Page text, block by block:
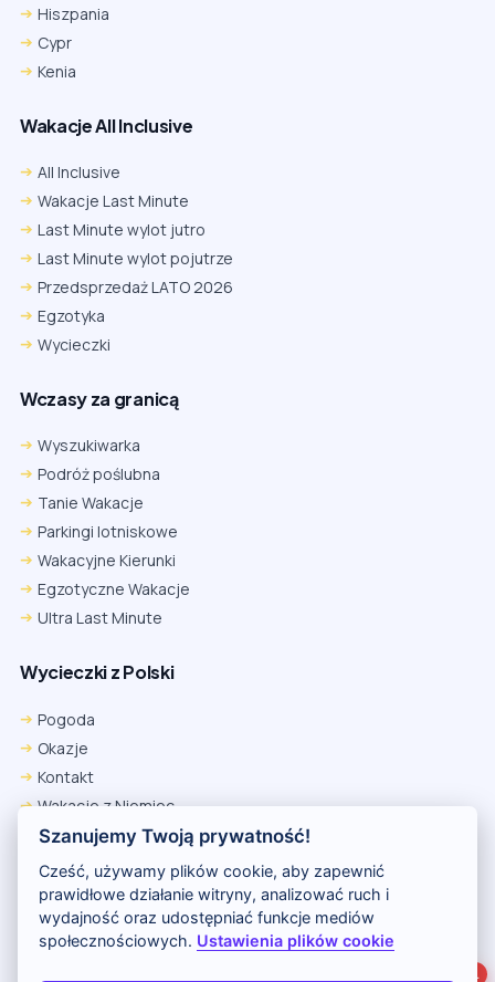
Hiszpania
Cypr
Kenia
Wakacje All Inclusive
All Inclusive
Wakacje Last Minute
Last Minute wylot jutro
Last Minute wylot pojutrze
Przedsprzedaż LATO 2026
Egzotyka
Wycieczki
Wczasy za granicą
Wyszukiwarka
Podróż poślubna
Tanie Wakacje
Parkingi lotniskowe
Wakacyjne Kierunki
Egzotyczne Wakacje
Ultra Last Minute
Wycieczki z Polski
Pogoda
Okazje
Kontakt
Wakacje z Niemiec
Polityka Prywatności
Wakacje w Egipcie
Rankingi hoteli
1
Firefox
Ustawienia → Prywatność i bezpieczeństwo → Pliki cookie innych
firm → ustaw „Zezwalaj”.
Na czas rezerwacji nie blokuj cookies i śledzenia dla tej witryny.
Szanujemy Twoją prywatność!
Cześć, używamy plików cookie, aby zapewnić
prawidłowe działanie witryny, analizować ruch i
wydajność oraz udostępniać funkcje mediów
społecznościowych. Ustawienia plików cookie